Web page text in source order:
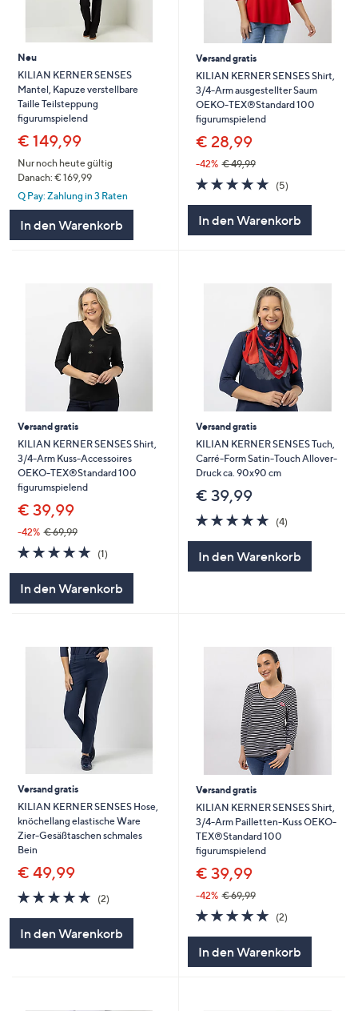
Neu
KILIAN KERNER SENSES
Mantel, Kapuze verstellbare
Taille Teilsteppung
figurumspielend
€ 149,99
Nur noch heute gültig
Danach: € 169,99
Q Pay: Zahlung in 3 Raten
In den Warenkorb
Versand gratis
KILIAN KERNER SENSES Shirt,
3/4-Arm ausgestellter Saum
OEKO-TEX®Standard 100
figurumspielend
€ 28,99
-42% € 49,99
5.0
von
(5)5
In den Warenkorb
Versand gratis
KILIAN KERNER SENSES Shirt,
3/4-Arm Kuss-Accessoires
OEKO-TEX®Standard 100
figurumspielend
€ 39,99
-42% € 69,99
5.0
von
5
(1)
In den Warenkorb
Versand gratis
KILIAN KERNER SENSES Tuch,
Carré-Form Satin-Touch Allover-
Druck ca. 90x90 cm
€ 39,99
5.0
von
(4)4
In den Warenkorb
Versand gratis
KILIAN KERNER SENSES Hose,
knöchellang elastische Ware
Zier-Gesäßtaschen schmales
Bein
€ 49,99
5.0
von
5
(2)
In den Warenkorb
Versand gratis
KILIAN KERNER SENSES Shirt,
3/4-Arm Pailletten-Kuss OEKO-
TEX®Standard 100
figurumspielend
€ 39,99
-42% € 69,99
5.0
von
5
(2)
In den Warenkorb